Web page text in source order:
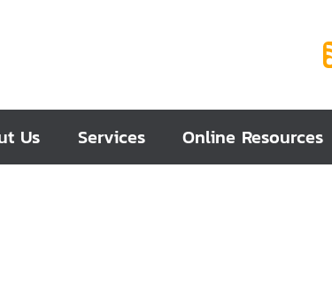
Us Services Online Resources